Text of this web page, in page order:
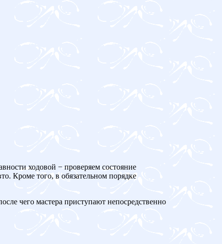
ходовой − проверяем состояние
Кроме того, в обязательном порядке
чего мастера приступают непосредственно